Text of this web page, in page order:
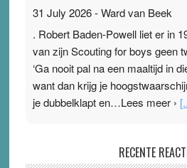
31 July 2026-Ward van Beek
. Robert Baden-Powell liet er in
van zijn Scouting for boys geen
‘Ga nooit pal na een maaltijd in
want dan krijg je
je dubbelklapt en…Lees meer ›
Ward van Beek
RECENTE